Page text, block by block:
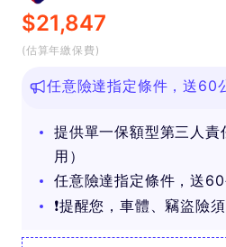
$21,847
(估算年繳保費)
任意險達指定條件，送60
提供單一保額型第三人
用）
任意險達指定條件，送
❗提醒您，車體、竊盜險